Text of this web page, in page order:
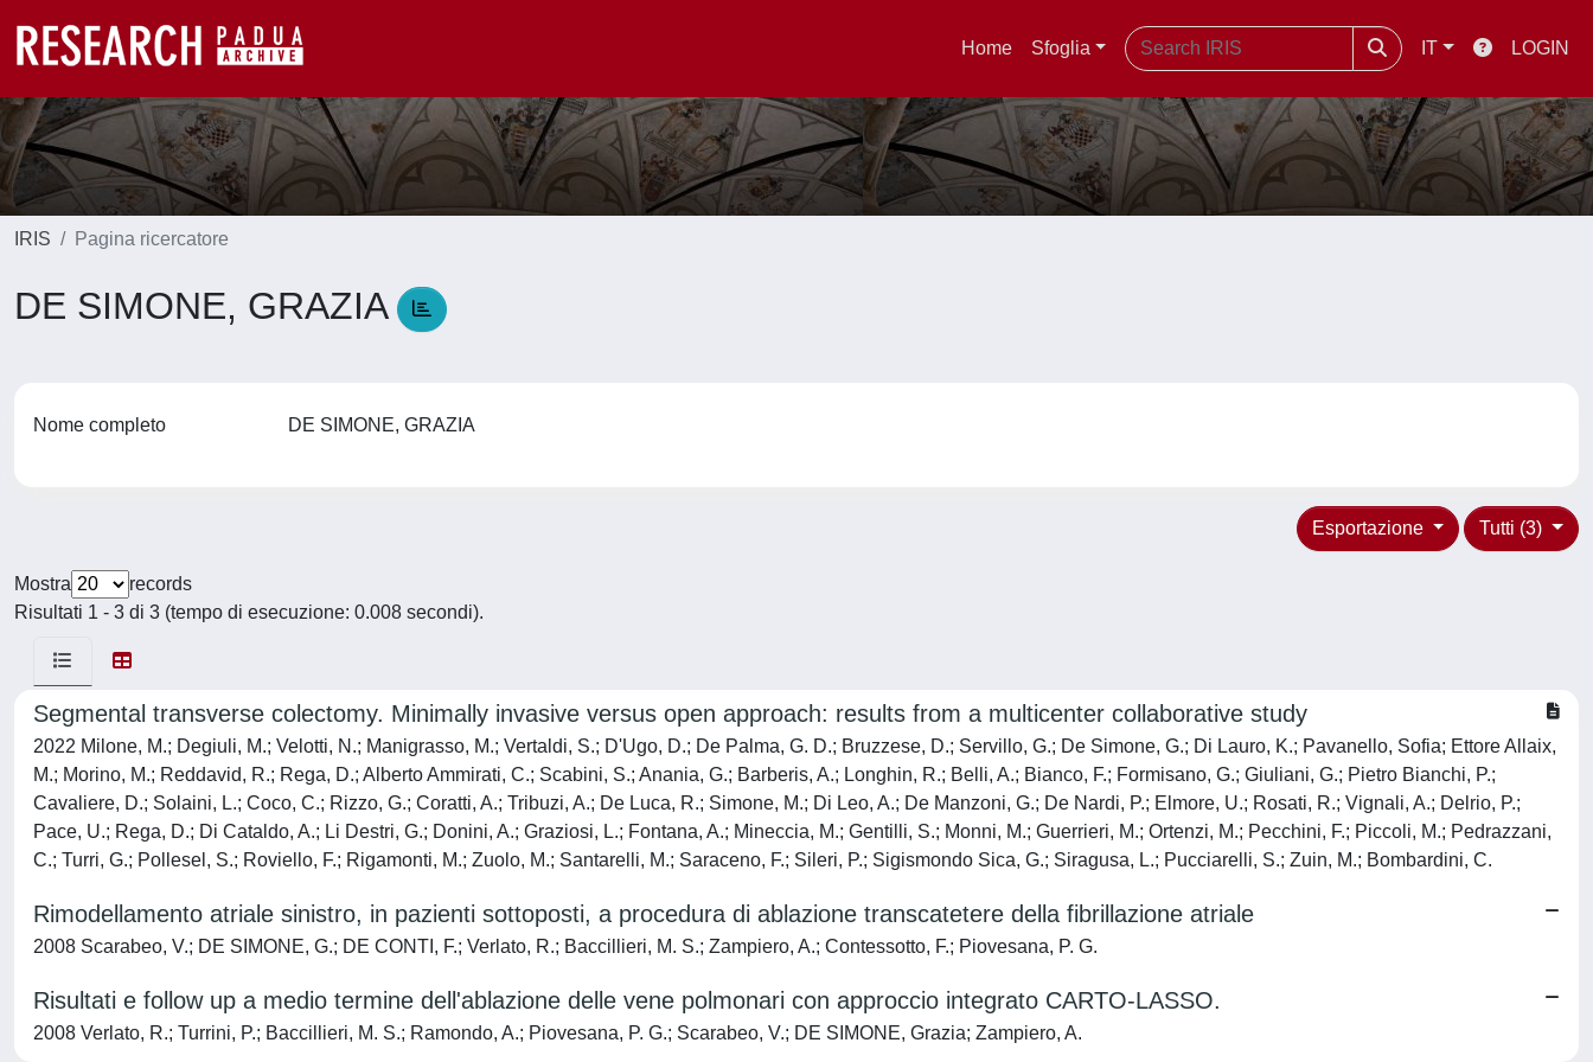
Home Sfoglia IT LOGIN
IRIS Pagina ricercatore
DE SIMONE, GRAZIA
Nome completo DE SIMONE, GRAZIA
Tutti (3)
Esportazione
Mostra
records
Risultati 1 - 3 di 3 (tempo di esecuzione: 0.008 secondi).
Segmental transverse colectomy. Minimally invasive versus open approach: results from a multicenter collaborative study
2022 Milone, M.; Degiuli, M.; Velotti, N.; Manigrasso, M.; Vertaldi, S.; D'Ugo, D.; De Palma, G. D.; Bruzzese, D.; Servillo, G.; De Simone, G.; Di Lauro, K.; Pavanello, Sofia; Ettore Allaix,
M.; Morino, M.; Reddavid, R.; Rega, D.; Alberto Ammirati, C.; Scabini, S.; Anania, G.; Barberis, A.; Longhin, R.; Belli, A.; Bianco, F.; Formisano, G.; Giuliani, G.; Pietro Bianchi, P.;
Cavaliere, D.; Solaini, L.; Coco, C.; Rizzo, G.; Coratti, A.; Tribuzi, A.; De Luca, R.; Simone, M.; Di Leo, A.; De Manzoni, G.; De Nardi, P.; Elmore, U.; Rosati, R.; Vignali, A.; Delrio, P.;
Pace, U.; Rega, D.; Di Cataldo, A.; Li Destri, G.; Donini, A.; Graziosi, L.; Fontana, A.; Mineccia, M.; Gentilli, S.; Monni, M.; Guerrieri, M.; Ortenzi, M.; Pecchini, F.; Piccoli, M.; Pedrazzani,
C.; Turri, G.; Pollesel, S.; Roviello, F.; Rigamonti, M.; Zuolo, M.; Santarelli, M.; Saraceno, F.; Sileri, P.; Sigismondo Sica, G.; Siragusa, L.; Pucciarelli, S.; Zuin, M.; Bombardini, C.
Rimodellamento atriale sinistro, in pazienti sottoposti, a procedura di ablazione transcatetere della fibrillazione atriale
2008 Scarabeo, V.; DE SIMONE, G.; DE CONTI, F.; Verlato, R.; Baccillieri, M. S.; Zampiero, A.; Contessotto, F.; Piovesana, P. G.
Risultati e follow up a medio termine dell'ablazione delle vene polmonari con approccio integrato CARTO-LASSO.
2008 Verlato, R.; Turrini, P.; Baccillieri, M. S.; Ramondo, A.; Piovesana, P. G.; Scarabeo, V.; DE SIMONE, Grazia; Zampiero, A.